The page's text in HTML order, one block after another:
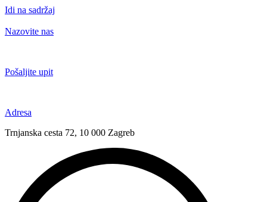
Idi na sadržaj
Nazovite nas
Pošaljite upit
Adresa
Trnjanska cesta 72, 10 000 Zagreb